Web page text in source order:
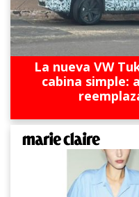
La nueva VW
cabina simple: